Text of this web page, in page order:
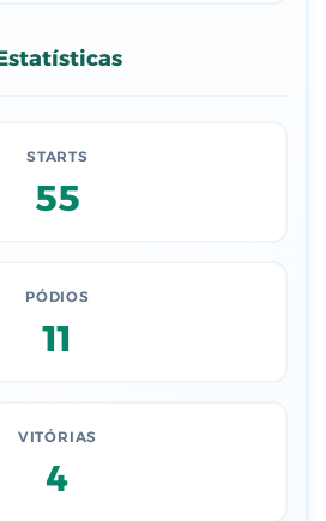
STARTS
55
PÓDIOS
11
VITÓRIAS
4